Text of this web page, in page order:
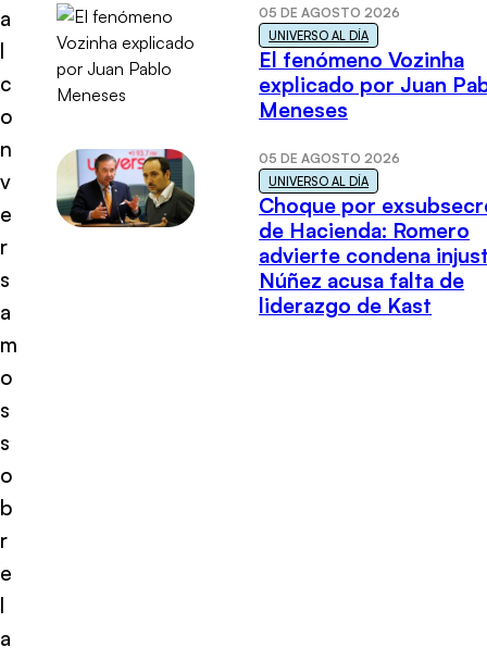
a
l
c
o
n
v
e
r
s
a
m
o
s
s
o
b
r
e
l
a
05 DE AGOSTO 2026
UNIVERSO AL DÍA
El fenómeno Vozinha
explicado por Juan
Meneses
05 DE AGOSTO 2026
UNIVERSO AL DÍA
Choque por
de Hacienda: Romero
advierte condena
Núñez acusa falta de
liderazgo de Kast